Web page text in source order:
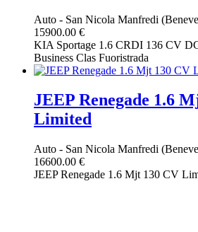
Auto - San Nicola Manfredi
15900.00 €
KIA Sportage 1.6 CRDI 136 CV
Business Clas Fuoristrada
JEEP Renegade 1.6
Limited
Auto - San Nicola Manfredi
16600.00 €
JEEP Renegade 1.6 Mjt 130 CV